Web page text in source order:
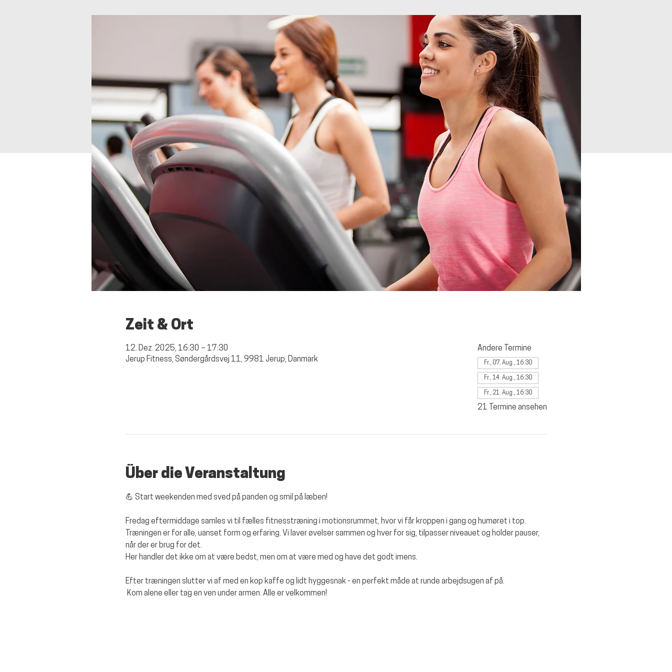
Zeit & Ort
12. Dez. 2025, 16:30 – 17:30
Jerup Fitness, Søndergårdsvej 11, 9981 Jerup, Danmark
Andere Termine
Fr., 07. Aug., 16:30
Fr., 14. Aug., 16:30
Fr., 21. Aug., 16:30
21 Termine ansehen
Über die Veranstaltung
💪 Start weekenden med sved på panden og smil på læben!
Fredag eftermiddage samles vi til fælles fitnesstræning i motionsrummet, hvor vi får kroppen i gang og humøret i top.
Træningen er for alle, uanset form og erfaring. Vi laver øvelser sammen og hver for sig, tilpasser niveauet og holder pauser,
når der er brug for det.
Her handler det ikke om at være bedst, men om at være med og have det godt imens.
Efter træningen slutter vi af med en kop kaffe og lidt hyggesnak - en perfekt måde at runde arbejdsugen af på.
Kom alene eller tag en ven under armen. Alle er velkommen!